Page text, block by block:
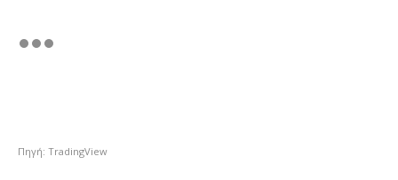
Πηγή: TradingView